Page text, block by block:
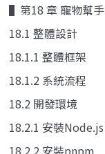
▌第18 章 寵物幫手
18.1 整體設計
18.1.1 整體框架
18.1.2 系統流程
18.2 開發環境
18.2.1 安裝Node.js
18.2.2 安裝pnpm